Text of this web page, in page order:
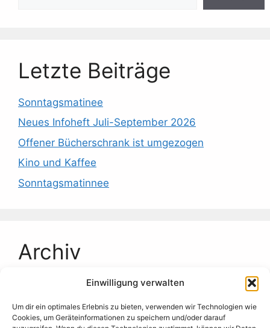
Einwilligung verwalten
Um dir ein optimales Erlebnis zu bieten, verwenden wir Technologien wie
Cookies, um Geräteinformationen zu speichern und/oder darauf
Letzte Beiträge
Sonntagsmatinee
Neues Infoheft Juli-September 2026
Offener Bücherschrank ist umgezogen
Kino und Kaffee
Sonntagsmatinnee
Archiv
Juni 2026
Mai 2026